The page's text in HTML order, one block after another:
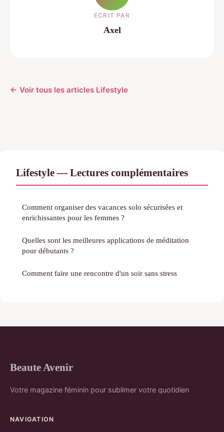
ECRIT PAR
Axel
← Voir tous les articles Lifestyle
Lifestyle — Lectures complémentaires
Comment organiser des vacances solo sécurisées et
enrichissantes pour les femmes ?
Quelles sont les meilleures applications de méditation
pour débutants ?
Comment faire une rencontre d'un soir sans stress
Beaute Avenir
Votre magazine féminin pour sublimer votre quotidien
NAVIGATION